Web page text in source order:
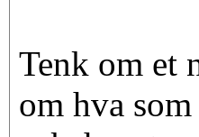
Tenk om et
om hva